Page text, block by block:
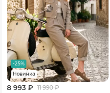
-25%
Новинка
8 993 ₽ 11 990₽